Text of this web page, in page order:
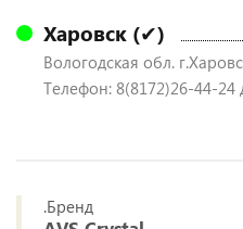
Харовск (✔)
Вологодская обл.
Телефон: 8(8172)26-44-24
.Бренд